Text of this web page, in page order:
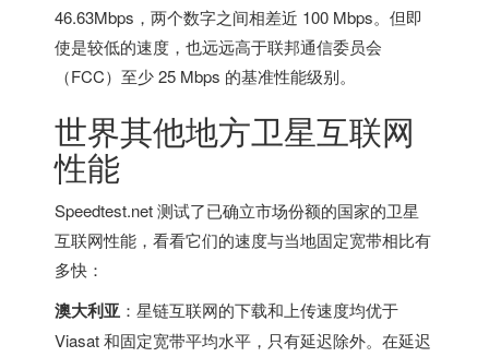
46.63Mbps，两个数字之间相差近 100 Mbps。但即
使是较低的速度，也远远高于联邦通信委员会
（FCC）至少 25 Mbps 的基准性能级别。
世界其他地方卫星互联网
性能
Speedtest.net 测试了已确立市场份额的国家的卫星
互联网性能，看看它们的速度与当地固定宽带相比有
多快：
澳大利亚 ：星链互联网的下载和上传速度均优于
Viasat 和固定宽带平均水平，只有延迟除外。在延迟